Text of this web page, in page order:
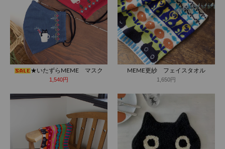
★いたずらMEME マスク
1,540円
MEME更紗 フェイスタオル
1,650円